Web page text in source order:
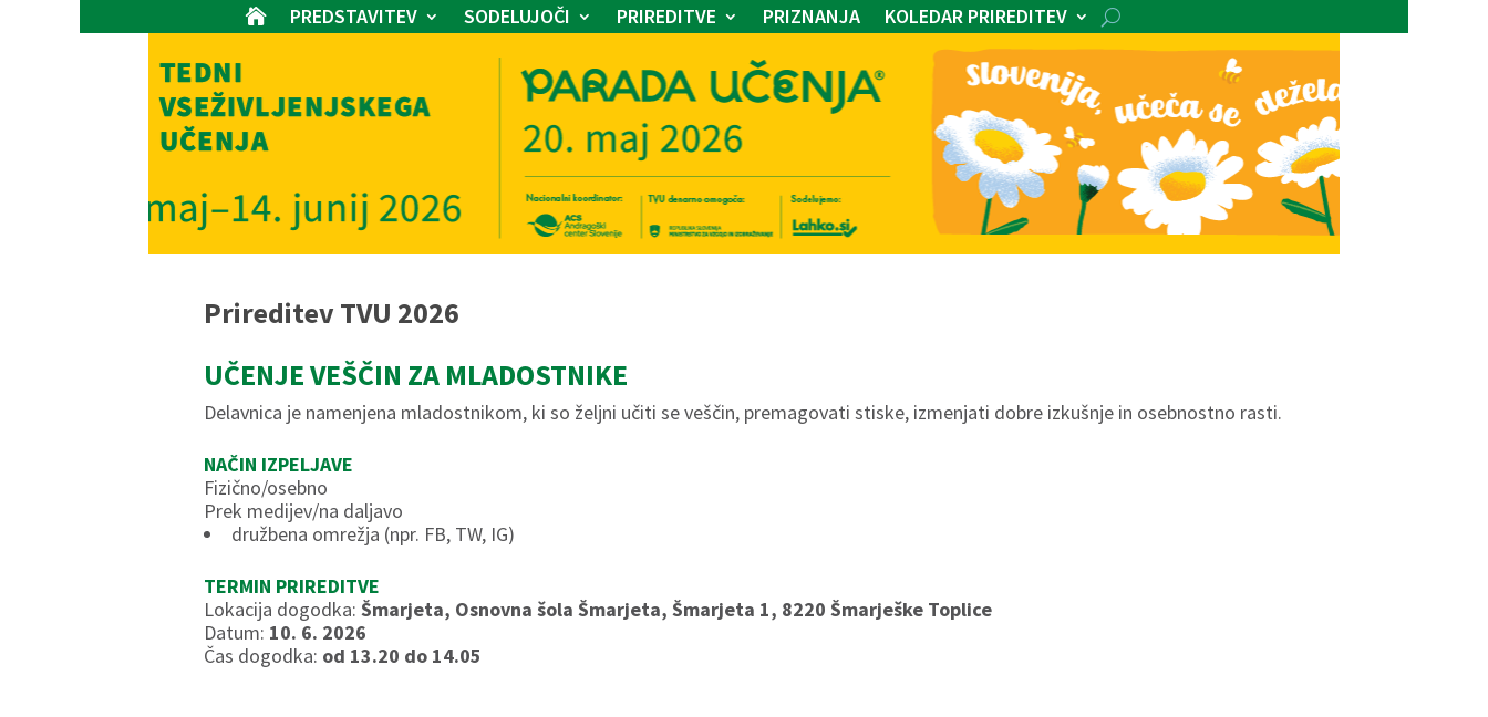
 PREDSTAVITEV SODELUJOČI PRIREDITVE PRIZNANJA KOLEDAR PRIREDITEV
Prireditev TVU 2026
UČENJE VEŠČIN ZA MLADOSTNIKE
Delavnica je namenjena mladostnikom, ki so željni učiti se veščin, premagovati stiske, izmenjati dobre izkušnje in osebnostno rasti.
NAČIN IZPELJAVE
Fizično/osebno
Prek medijev/na daljavo
družbena omrežja (npr. FB, TW, IG)
TERMIN PRIREDITVE
Lokacija dogodka:Šmarjeta, Osnovna šola Šmarjeta, Šmarjeta 1, 8220 Šmarješke Toplice
Datum: 10. 6. 2026
Čas dogodka: od 13.20 do 14.05